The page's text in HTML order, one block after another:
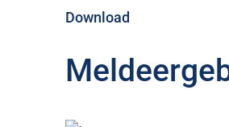
Download